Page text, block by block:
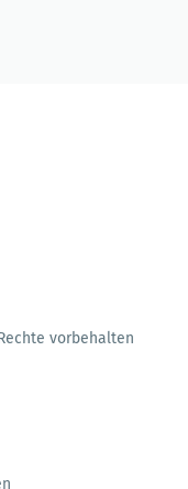
vorbehalten